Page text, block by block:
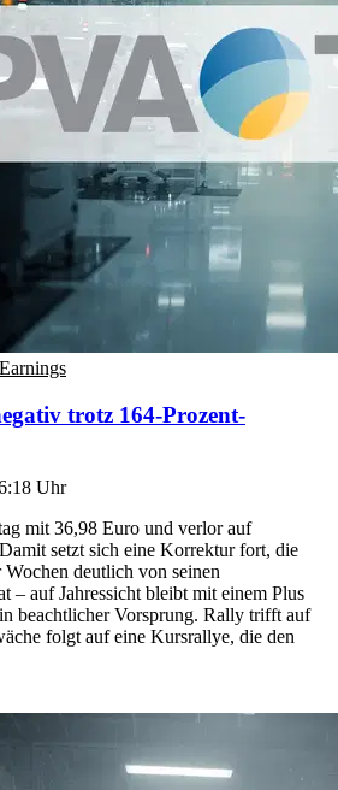
Earnings
trotz 164-Prozent-
Uhr
mit 36,98 Euro und verlor auf
setzt sich eine Korrektur fort, die
deutlich von seinen
– auf Jahressicht bleibt mit einem Plus
beachtlicher Vorsprung. Rally trifft auf
folgt auf eine Kursrallye, die den